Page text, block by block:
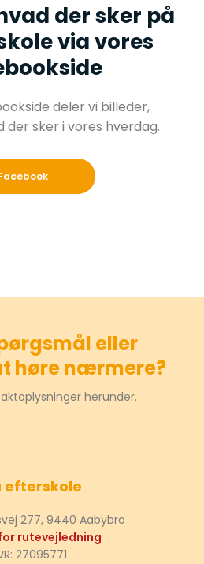
der sker på
via vores
deler vi billeder,
der sker i vores hverdag.
eller
høre nærmere?
herunder.
efterskole
277, 9440 Aabybro
rutevejledning
27095771